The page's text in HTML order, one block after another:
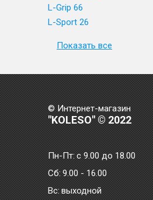
L-Grip 66
L-Sport 26
Показать все
© Интернет-магазин
"KOLESO" © 2022
Пн-Пт:с 9.00 до 18.00
Сб: 9.00 - 16.00
Bc: выходной